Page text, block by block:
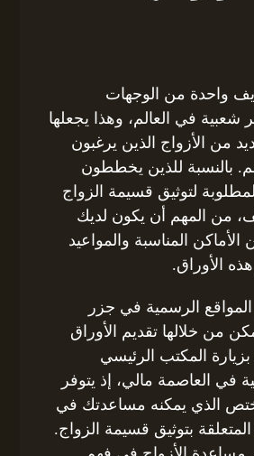
واحدة من الوجهات
شعبية في العالم، وهذا يجعلها
من الأزواج الذين يرغبون
بالنسبة للذين يخططون
لتوثيق قسيمة الزواج
من المهم أن يكون لديك
المناسبة والمواعيد
الأوراق.
الرسمية في جزر
من خلالها تقديم الأوراق
المكتب الرئيسي
في العاصمة مالي، إذ يتوفر
الذي يمكنه مساعدتك في
بتوثيق قسيمة الزواج.